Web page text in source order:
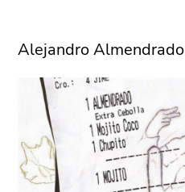
Alejandro Almendrado